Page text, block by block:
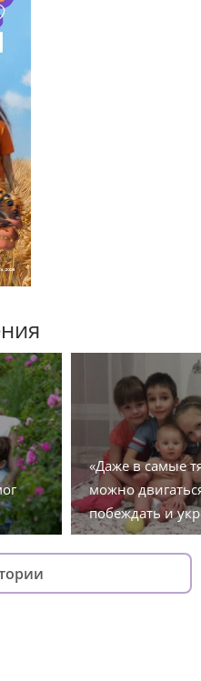
«Даже в самые
можно
побеждать и